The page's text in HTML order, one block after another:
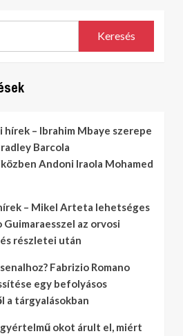
Keresés
– Ibrahim Mbaye szerepe
Barcola
Andoni Iraola Mohamed
– Mikel Arteta lehetséges
az orvosi
részletei után
Fabrizio Romano
egy befolyásos
a tárgyalásokban
okot árult el, miért